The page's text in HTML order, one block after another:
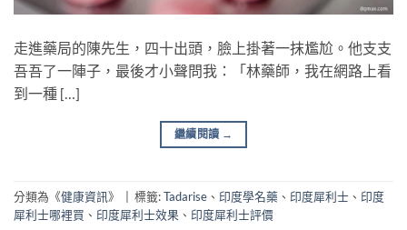
走進藥局的陳先生，四十出頭，臉上掛著一抹尷尬。他支支
吾吾了一陣子，最後才小聲問我：「林藥師，我在網路上看
到一種 […]
繼續閱讀 →
分類為《健康資訊》 標籤:Tadarise 、 印度學名藥 、 印度犀利士 、 印度
犀利士哪裡買 、 印度犀利士效果 、 印度犀利士評價